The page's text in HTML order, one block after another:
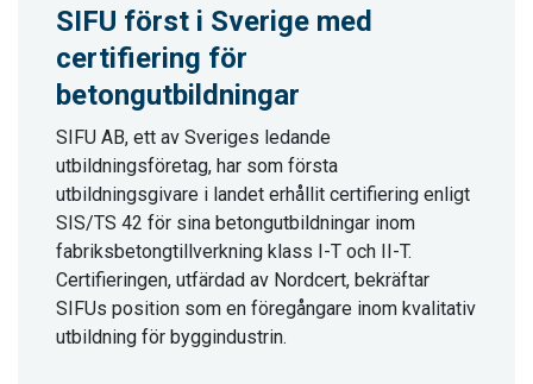
SIFU först i Sverige med
certifiering för
betongutbildningar
SIFU AB, ett av Sveriges ledande
utbildningsföretag, har som första
utbildningsgivare i landet erhållit certifiering enligt
SIS/TS 42 för sina betongutbildningar inom
fabriksbetongtillverkning klass I-T och II-T.
Certifieringen, utfärdad av Nordcert, bekräftar
SIFUs position som en föregångare inom kvalitativ
utbildning för byggindustrin.